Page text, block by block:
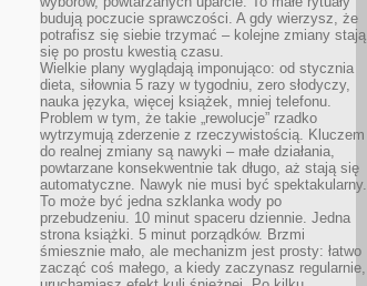
budują poczucie sprawczości. A gdy wierzysz, że
potrafisz się siebie trzymać – kolejne zmiany stają
się po prostu kwestią czasu.
Wielkie plany wyglądają imponująco: od stycznia
dieta, siłownia 5 razy w tygodniu, zero słodyczy,
nauka języka, więcej książek, mniej telefonu.
Problem w tym, że takie „rewolucje” rzadko
wytrzymują zderzenie z rzeczywistością. Kluczem
do realnej zmiany są nawyki – małe działania,
powtarzane konsekwentnie tak długo, aż stają się
automatyczne. Nawyk nie musi być spektakularny.
To może być jedna szklanka wody po
przebudzeniu. 10 minut spaceru dziennie. Jedna
strona książki. 5 minut porządków. Brzmi
śmiesznie mało, ale mechanizm jest prosty: łatwo
zacząć coś małego, a kiedy zaczynasz regularnie,